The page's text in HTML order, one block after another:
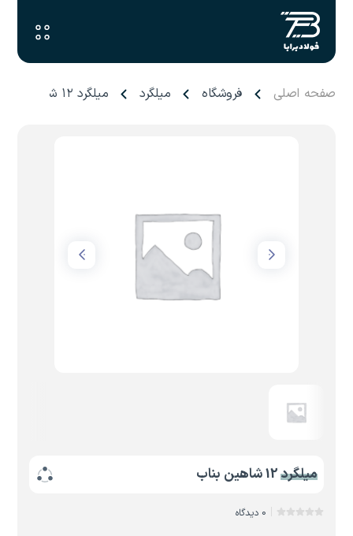
صفحه اصلی فروشگاه میلگرد میلگرد ۱۲ شاهین بناب
میلگرد 12 شاهین بناب
0 دیدگاه